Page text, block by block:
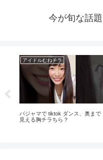
今が旬な話
アイドルむねチラ
パジャマで tiktok ダンス、奥まで
見える胸チラちら？